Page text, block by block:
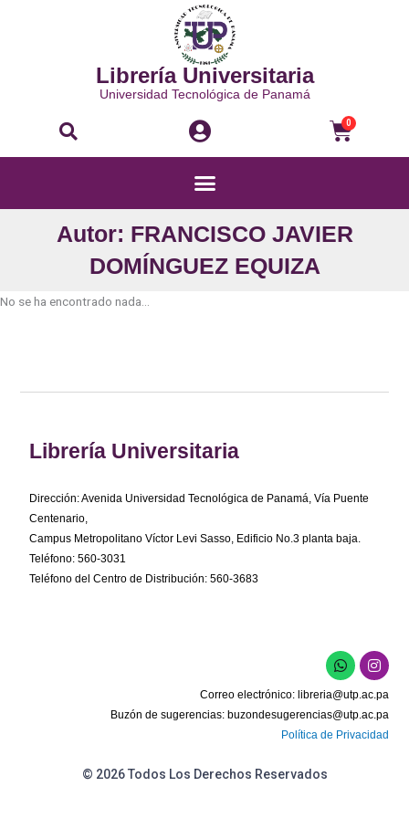
Librería Universitaria
Universidad Tecnológica de Panamá
Buscar 0
Menú
Autor: FRANCISCO JAVIER
DOMÍNGUEZ EQUIZA
No se ha encontrado nada...
Librería Universitaria
Dirección: Avenida Universidad Tecnológica de Panamá, Vía Puente
Centenario,
Campus Metropolitano Víctor Levi Sasso, Edificio No.3 planta baja.
Teléfono: 560-3031
Teléfono del Centro de Distribución: 560-3683
W
h
a
t
s
a
p
I
n
s
t
a
g
r
Correo electrónico: libreria@utp.ac.pa
Buzón de sugerencias: buzondesugerencias@utp.ac.pa
Política de Privacidad
© 2026 Todos Los Derechos Reservados